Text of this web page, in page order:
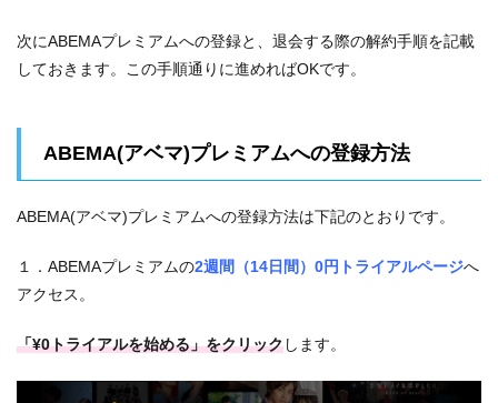
次にABEMAプレミアムへの登録と、退会する際の解約手順を記載
しておきます。この手順通りに進めればOKです。
ABEMA(アベマ)プレミアムへの登録方法
ABEMA(アベマ)プレミアムへの登録方法は下記のとおりです。
１．ABEMAプレミアムの2週間（14日間）0円トライアルページへ
アクセス。
「¥0トライアルを始める」をクリックします。